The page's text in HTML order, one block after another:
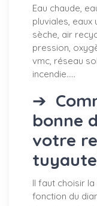
Eau chaude,
pluviales, eaux
sèche, air
pression,
vmc, réseau
incendie.....
➔
bonne
votre
Il faut choisir
fonction du